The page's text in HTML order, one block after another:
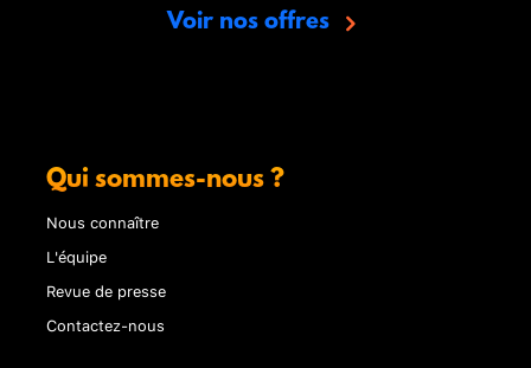
Voir nos offres
Qui sommes-nous ?
Nous connaître
L'équipe
Revue de presse
Contactez-nous